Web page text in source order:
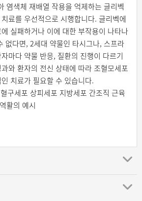
염색체 재배열 작용을 억제하는 글리벡
료를 우선적으로 시행합니다. 글리벡에
실패하거나 이에 대한 부작용이 나타나
없다면, 2세대 약물인 타시그나, 스프라
마다 약물 반응, 질환의 진행이 다르기
와 환자의 전신 상태에 따라 조혈모세포
치료가 필요할 수 있습니다.